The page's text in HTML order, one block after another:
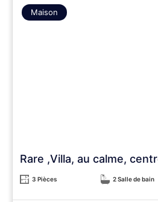
Maison
3 Pièces 2 Salle de bain